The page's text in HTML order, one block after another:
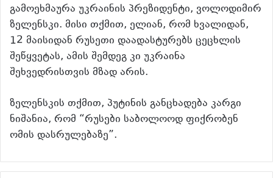
გამოეხმაურა უკრაინის პრეზიდენტი, ვოლოდიმირ
ზელენსკი. მისი თქმით, ელიან, რომ ხვალიდან,
12 მაისიდან რუსეთი დაადასტურებს ცეცხლის
შეწყვეტას, ამის შემდეგ კი უკრაინა
შეხვედრისთვის მზად არის.
ზელენსკის თქმით, პუტინის განცხადება კარგი
ნიშანია, რომ “რუსები საბოლოოდ ფიქრობენ
ომის დასრულებაზე”.